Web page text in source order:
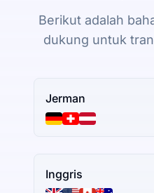
Berikut adalah
dukung untuk
Jerman
Inggris